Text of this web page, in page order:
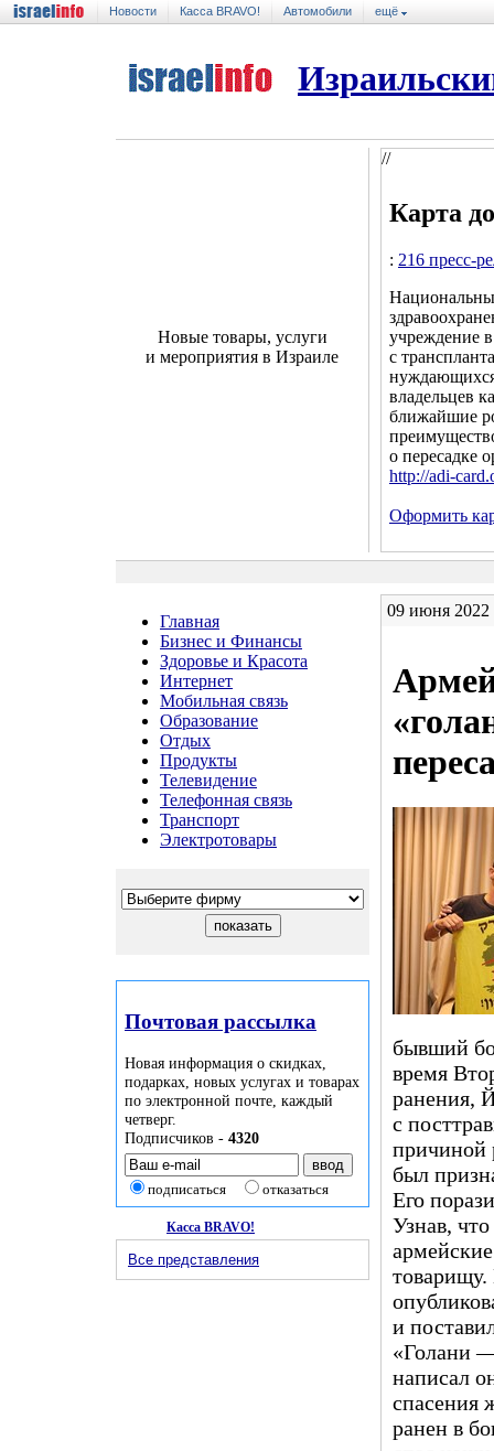
Новости Касса BRAVO! Автомобили ещё
Новые товары, услуги
и мероприятия в Израиле
//
Карта
: 216 пресс-
учреждение
с
владельцев
ближайшие
о пересадке
http://adi-
Оформить
Главная
Бизнес и Финансы
Здоровье и Красота
Интернет
Мобильная связь
Образование
Отдых
Продукты
Телевидение
Телефонная связь
Транспорт
Электротовары
Почтовая рассылка
Новая информация о скидках,
подарках, новых услугах и товарах
по электронной почте, каждый
четверг.
Подписчиков - 4320
подписаться отказаться
Касса BRAVO!
Все представления
09 июня 2022
бывший
время
ранения,
с
причиной
был
Его
Узнав,
и
«Голани
написал
спасения
ранен в